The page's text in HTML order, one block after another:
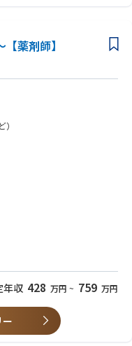
薬剤師】
申請されていますので、調
クセスがしやすいエリアで
め、ストレスなくお仕事が可
年収 428 万円 ~ 759 万円